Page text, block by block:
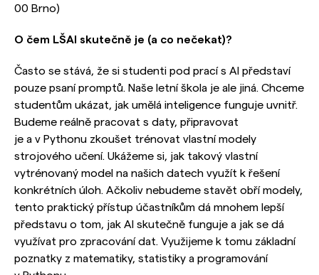
00 Brno)
O čem LŠAI skutečně je (a co nečekat)?
Často se stává, že si studenti pod prací s AI představí
pouze psaní promptů. Naše letní škola je ale jiná. Chceme
studentům ukázat, jak umělá inteligence funguje uvnitř.
Budeme reálně pracovat s daty, připravovat
je a v Pythonu zkoušet trénovat vlastní modely
strojového učení. Ukážeme si, jak takový vlastní
vytrénovaný model na našich datech využít k řešení
konkrétních úloh. Ačkoliv nebudeme stavět obří modely,
tento praktický přístup účastníkům dá mnohem lepší
představu o tom, jak AI skutečně funguje a jak se dá
využívat pro zpracování dat. Využijeme k tomu základní
poznatky z matematiky, statistiky a programování